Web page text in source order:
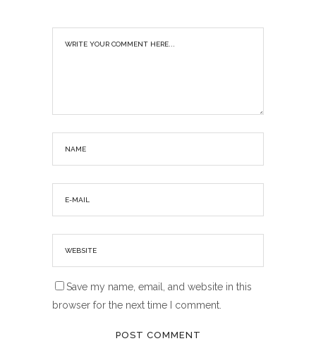
Save my name, email, and website in this
browser for the next time I comment.